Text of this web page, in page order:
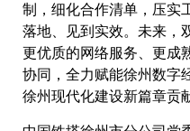
制，细化合作清单，压实
落地、见到实效。未来，
更优质的网络服务、更成
协同，全力赋能徐州数字
徐州现代化建设新篇章贡